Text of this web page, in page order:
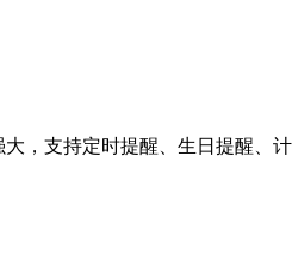
，支持定时提醒、生日提醒、